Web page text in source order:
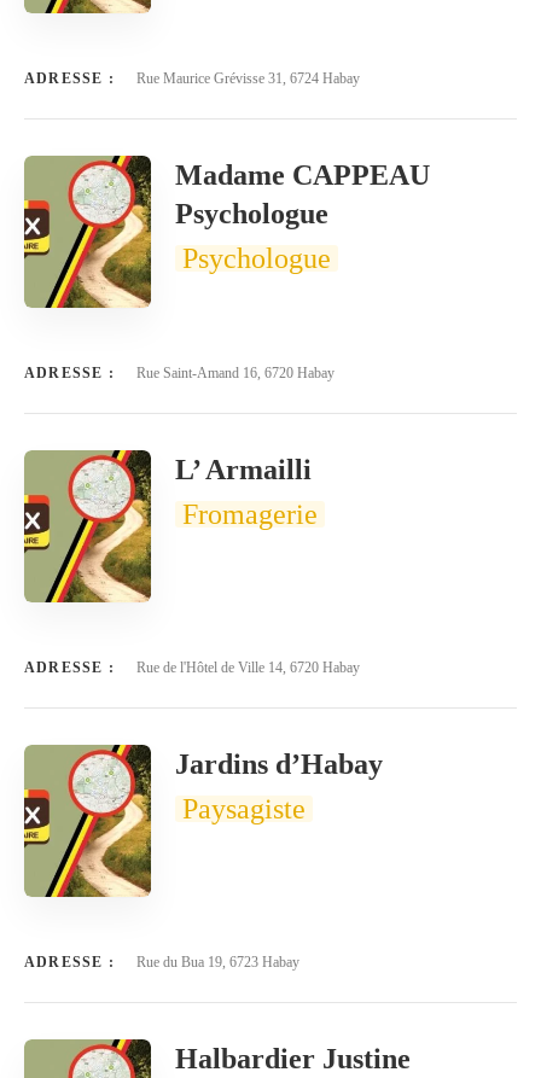
ADRESSE : Rue Maurice Grévisse 31, 6724 Habay
Madame CAPPEAU
Psychologue
Psychologue
ADRESSE : Rue Saint-Amand 16, 6720 Habay
L’ Armailli
Fromagerie
ADRESSE : Rue de l'Hôtel de Ville 14, 6720 Habay
Jardins d’Habay
Paysagiste
ADRESSE : Rue du Bua 19, 6723 Habay
Halbardier Justine